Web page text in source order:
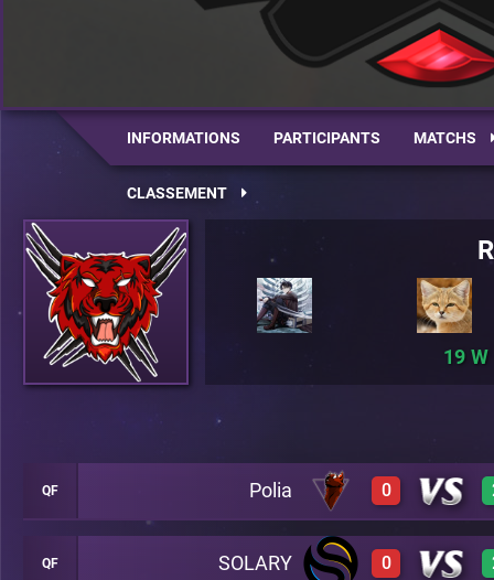
INFORMATIONS PARTICIPANTS MATCHS
CLASSEMENT
19
QF Polia 0
0 A18
QF SOLARY 0